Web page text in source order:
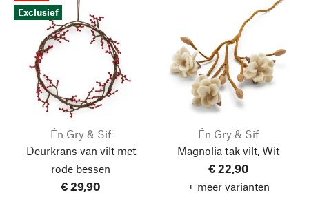
Exclusief
Én Gry & Sif
Deurkrans van vilt met
rode bessen
€ 29,90
Én Gry & Sif
Magnolia tak vilt, Wit
€ 22,90
+ meer varianten